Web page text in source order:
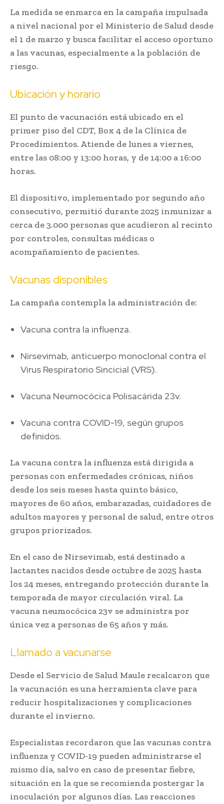
La medida se enmarca en la campaña impulsada
a nivel nacional por el Ministerio de Salud desde
el 1 de marzo y busca facilitar el acceso oportuno
a las vacunas, especialmente a la población de
riesgo.
Ubicación y horario
El punto de vacunación está ubicado en el
primer piso del CDT, Box 4 de la Clínica de
Procedimientos. Atiende de lunes a viernes,
entre las 08:00 y 13:00 horas, y de 14:00 a 16:00
horas.
El dispositivo, implementado por segundo año
consecutivo, permitió durante 2025 inmunizar a
cerca de 3.000 personas que acudieron al recinto
por controles, consultas médicas o
acompañamiento de pacientes.
Vacunas disponibles
La campaña contempla la administración de:
Vacuna contra la influenza.
Nirsevimab, anticuerpo monoclonal contra el
Virus Respiratorio Sincicial (VRS).
Vacuna Neumocócica Polisacárida 23v.
Vacuna contra COVID-19, según grupos
definidos.
La vacuna contra la influenza está dirigida a
personas con enfermedades crónicas, niños
desde los seis meses hasta quinto básico,
mayores de 60 años, embarazadas, cuidadores de
adultos mayores y personal de salud, entre otros
grupos priorizados.
En el caso de Nirsevimab, está destinado a
lactantes nacidos desde octubre de 2025 hasta
los 24 meses, entregando protección durante la
temporada de mayor circulación viral. La
vacuna neumocócica 23v se administra por
única vez a personas de 65 años y más.
Llamado a vacunarse
Desde el Servicio de Salud Maule recalcaron que
la vacunación es una herramienta clave para
reducir hospitalizaciones y complicaciones
durante el invierno.
Especialistas recordaron que las vacunas contra
influenza y COVID-19 pueden administrarse el
mismo día, salvo en caso de presentar fiebre,
situación en la que se recomienda postergar la
inoculación por algunos días. Las reacciones